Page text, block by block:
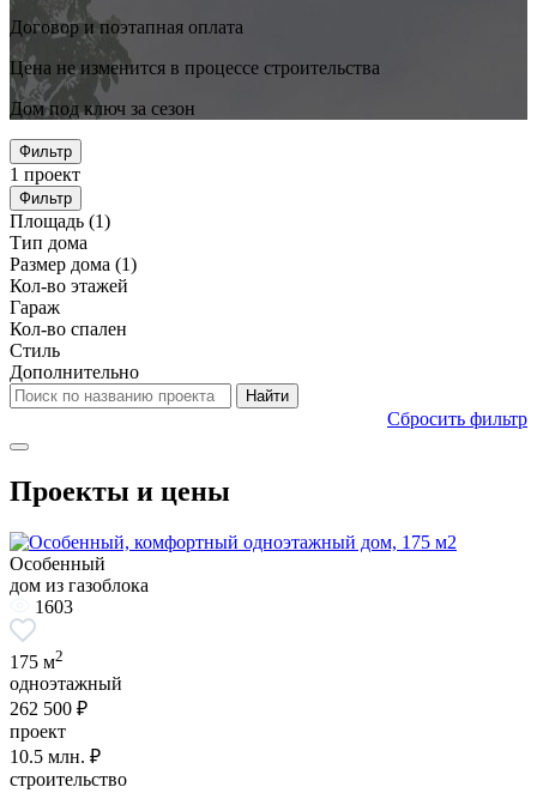
Договор и поэтапная оплата
Цена не изменится в процессе строительства
Дом под ключ за сезон
Фильтр
1 проект
Фильтр
Площадь (1)
Тип дома
Размер дома (1)
Кол-во этажей
Гараж
Кол-во спален
Стиль
Дополнительно
Сбросить фильтр
Проекты и цены
Особенный
дом из газоблока
1603
175 м2
одноэтажный
262 500 ₽
проект
10.5 млн. ₽
строительство